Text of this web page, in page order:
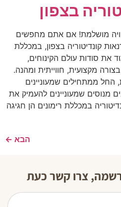
בצפון
מושלמת! אם אתם מחפשים
קונדיטוריה בצפון, במכללת
את סודות עולם הקינוחים,
מקצועית, חווייתית ומהנה.
החל ממתחילים שמעוניינים
מנוסים שמעוניינים להעמיק את
במכללת רימונים הן חגיגה
הבא ←
צרו קשר כעת